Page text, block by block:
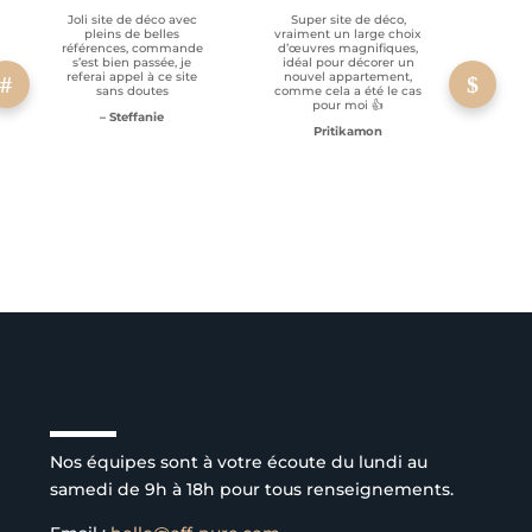
Joli site de déco avec
pleins de belles
références, commande
s’est bien passée, je
referai appel à ce site
sans doutes
– Steffanie
Super site de déco,
vraiment un large choix
d’œuvres magnifiques,
idéal pour décorer un
nouvel appartement,
comme cela a été le cas
pour moi 👍
Pritikamon
Nos équipes sont à votre écoute du lundi au
samedi de 9h à 18h pour tous renseignements.